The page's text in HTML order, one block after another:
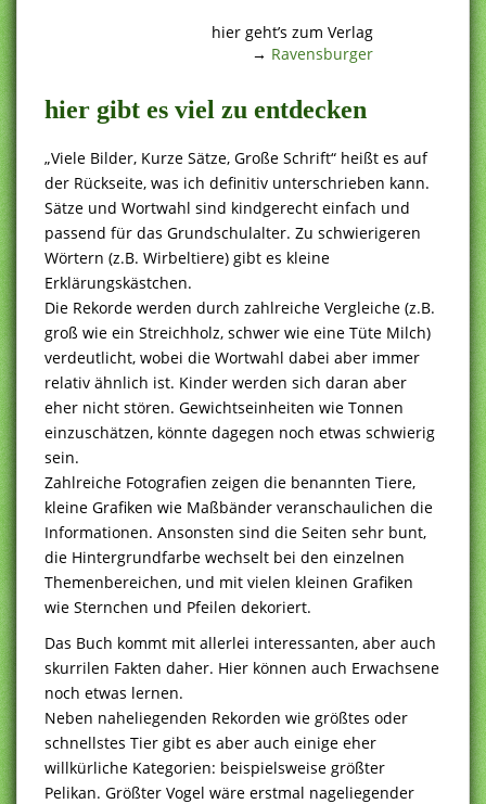
hier geht’s zum Verlag
→ Ravensburger
hier gibt es viel zu entdecken
„Viele Bilder, Kurze Sätze, Große Schrift“ heißt es auf
der Rückseite, was ich definitiv unterschrieben kann.
Sätze und Wortwahl sind kindgerecht einfach und
passend für das Grundschulalter. Zu schwierigeren
Wörtern (z.B. Wirbeltiere) gibt es kleine
Erklärungskästchen.
Die Rekorde werden durch zahlreiche Vergleiche (z.B.
groß wie ein Streichholz, schwer wie eine Tüte Milch)
verdeutlicht, wobei die Wortwahl dabei aber immer
relativ ähnlich ist. Kinder werden sich daran aber
eher nicht stören. Gewichtseinheiten wie Tonnen
einzuschätzen, könnte dagegen noch etwas schwierig
sein.
Zahlreiche Fotografien zeigen die benannten Tiere,
kleine Grafiken wie Maßbänder veranschaulichen die
Informationen. Ansonsten sind die Seiten sehr bunt,
die Hintergrundfarbe wechselt bei den einzelnen
Themenbereichen, und mit vielen kleinen Grafiken
wie Sternchen und Pfeilen dekoriert.
Das Buch kommt mit allerlei interessanten, aber auch
skurrilen Fakten daher. Hier können auch Erwachsene
noch etwas lernen.
Neben naheliegenden Rekorden wie größtes oder
schnellstes Tier gibt es aber auch einige eher
willkürliche Kategorien: beispielsweise größter
Pelikan. Größter Vogel wäre erstmal nageliegender